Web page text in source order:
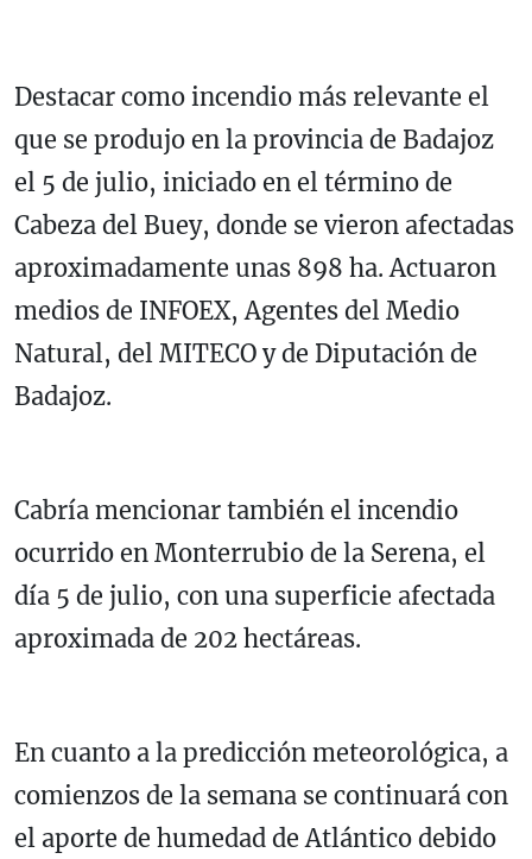
Destacar como incendio más relevante el
que se produjo en la provincia de Badajoz
el 5 de julio, iniciado en el término de
Cabeza del Buey, donde se vieron afectadas
aproximadamente unas 898 ha. Actuaron
medios de INFOEX, Agentes del Medio
Natural, del MITECO y de Diputación de
Badajoz.
Cabría mencionar también el incendio
ocurrido en Monterrubio de la Serena, el
día 5 de julio, con una superficie afectada
aproximada de 202 hectáreas.
En cuanto a la predicción meteorológica, a
comienzos de la semana se continuará con
el aporte de humedad de Atlántico debido